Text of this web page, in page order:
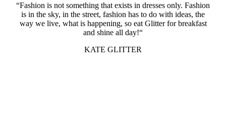
“Fashion is not something that exists in dresses only. Fashion
is in the sky, in the street, fashion has to do with ideas, the
way we live, what is happening, so eat Glitter for breakfast
and shine all day!“
KATE GLITTER